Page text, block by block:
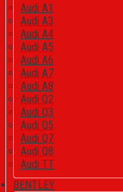
Audi A1
Audi A3
Audi A4
Audi A5
Audi A6
Audi A7
Audi A8
Audi Q2
Audi Q3
Audi Q5
Audi Q7
Audi Q8
Audi TT
BENTLEY